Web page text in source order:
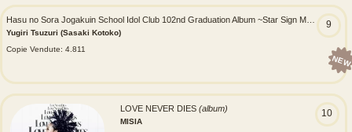
9
NEW
Yugiri Tsuzuri (Sasaki Kotoko)
Copie Vendute: 4.811
10
LOVE NEVER DIES (album)
MISIA